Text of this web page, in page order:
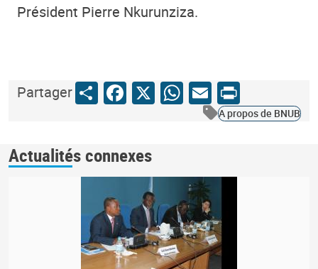
Président Pierre Nkurunziza.
PartagerShareFacebook
X WhatsApp
Email
Print
A propos de BNUB
Actualités connexes